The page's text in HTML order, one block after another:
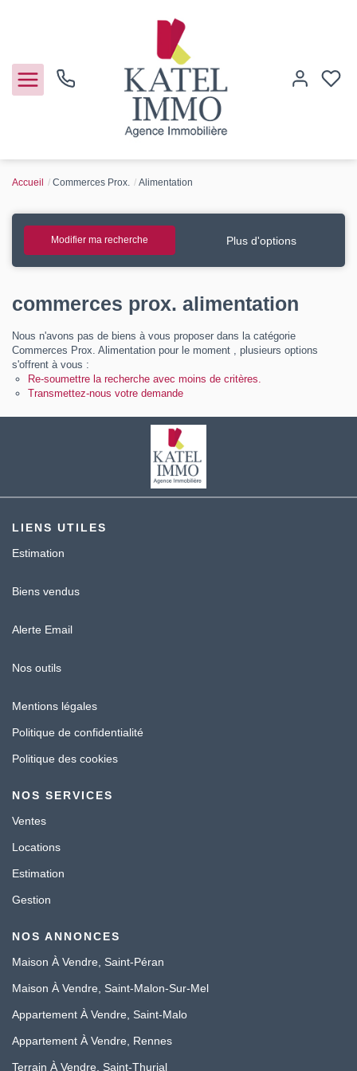
Vendre
Guide de l'immo
Contact
Accueil Commerces Prox. Alimentation
Modifier ma recherche Plus d'options
commerces prox. alimentation
Nous n'avons pas de biens à vous proposer dans la catégorie
Commerces Prox. Alimentation pour le moment , plusieurs options
s'offrent à vous :
Re-soumettre la recherche avec moins de critères.
Transmettez-nous votre demande
LIENS UTILES
Estimation
Biens vendus
Alerte Email
Nos outils
Mentions légales
Politique de confidentialité
Politique des cookies
NOS SERVICES
Ventes
Locations
Estimation
Gestion
NOS ANNONCES
Maison À Vendre, Saint-Péran
Maison À Vendre, Saint-Malon-Sur-Mel
Appartement À Vendre, Saint-Malo
Appartement À Vendre, Rennes
Terrain À Vendre, Saint-Thurial